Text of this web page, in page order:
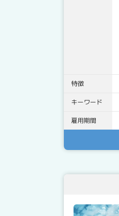
特徴
キーワード
雇用期間